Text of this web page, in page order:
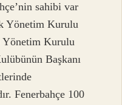
sahibi var
Yönetim Kurulu
Yönetim Kurulu
Başkanı
Fenerbahçe 100